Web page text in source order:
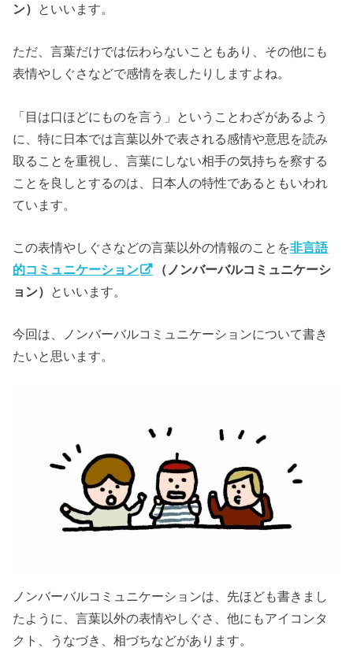
ン） といいます。
ただ、言葉だけでは伝わらないこともあり、その他にも
表情やしぐさなどで感情を表したりしますよね。
「目は口ほどにものを言う」ということわざがあるよう
に、特に日本では言葉以外で表される感情や意思を読み
取ることを重視し、言葉にしない相手の気持ちを察する
ことを良しとするのは、日本人の特性であるともいわれ
ています。
この表情やしぐさなどの言葉以外の情報のことを非言語
的コミュニケーション
（ノンバーバルコミュニケーシ
ョン） といいます。
今回は、ノンバーバルコミュニケーションについて書き
たいと思います。
ノンバーバルコミュニケーションは、先ほども書きまし
たように、言葉以外の表情やしぐさ、他にもアイコンタ
クト、うなづき、相づちなどがあります。